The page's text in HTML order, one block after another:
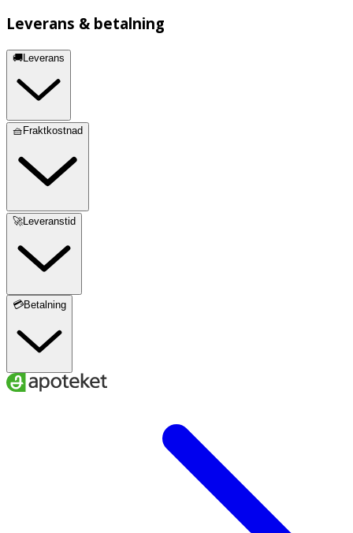
Leverans & betalning
🚚Leverans
🧺Fraktkostnad
🚀Leveranstid
💳Betalning